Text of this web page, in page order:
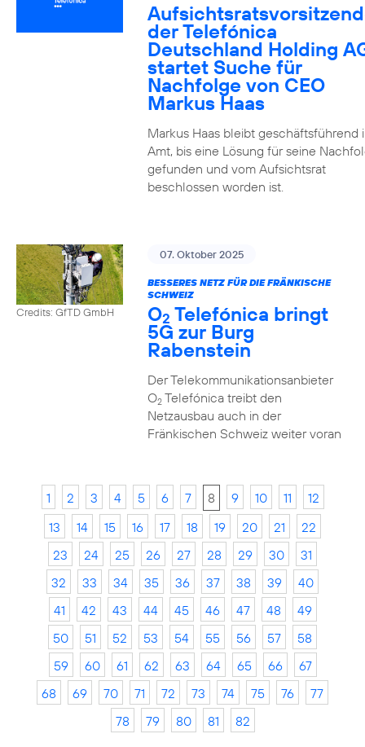
der Telefónica
Deutschland Holding
startet Suche für
Nachfolge von CEO
Markus Haas
Markus Haas bleibt geschäftsführend
Amt, bis eine Lösung für seine
gefunden und vom Aufsichtsrat
beschlossen worden ist.
Credits: GfTD GmbH
07. Oktober 2025
BESSERES NETZ FÜR DIE FRÄNKISCHE
SCHWEIZ
O2 Telefónica bringt
5G zur Burg
Rabenstein
Der Telekommunikationsanbieter
O2Telefónica treibt den
Netzausbau auch in der
Fränkischen Schweiz weiter voran
1 2 3 4 5 6 7 8 9 10 11
12
13
14 15 16 17 18 19 20 21
22
23
24 25 26 27 28 29 30
31
32
33 34 35 36 37 38 39
40
41
42 43 44 45 46 47 48
49
50
51 52 53 54 55 56 57
58
59
60 61 62 63 64 65 66
67
68
69 70 71 72 73 74 75 76
77
78
79 80 81 82